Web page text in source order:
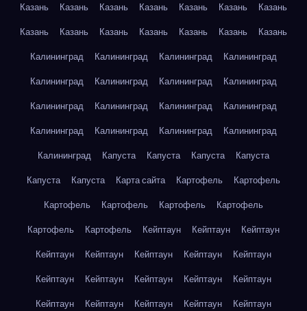
Казань
Казань Казань Казань Казань Казань
Казань
Казань
Казань Казань Казань Казань Казань
Казань
Калининград
Калининград Калининград
Калининград
Калининград
Калининград Калининград
Калининград
Калининград
Калининград Калининград
Калининград
Калининград
Калининград Калининград
Калининград
Калининград
Капуста Капуста Капуста
Капуста
Капуста
Капуста Карта сайта Картофель
Картофель
Картофель
Картофель Картофель
Картофель
Картофель
Картофель Кейптаун Кейптаун
Кейптаун
Кейптаун
Кейптаун Кейптаун Кейптаун
Кейптаун
Кейптаун
Кейптаун Кейптаун Кейптаун
Кейптаун
Кейптаун
Кейптаун Кейптаун Кейптаун
Кейптаун